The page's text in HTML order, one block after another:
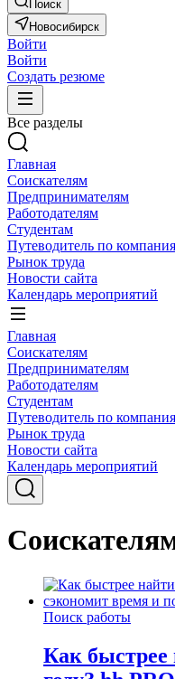
Поиск
Новосибирск
Войти
Войти
Создать резюме
Все разделы
Главная
Соискателям
Предпринимателям
Работодателям
Студентам
Путеводитель по
Рынок труда
Новости сайта
Календарь мероприятий
Главная
Соискателям
Предпринимателям
Работодателям
Студентам
Путеводитель по
Рынок труда
Новости сайта
Календарь мероприятий
Поиск работы
Как быстрее